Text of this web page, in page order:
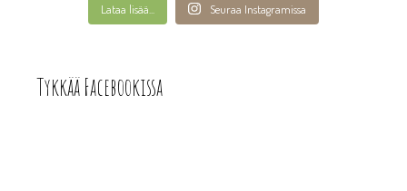
Lataa lisää... Seuraa Instagramissa
Tykkää Facebookissa